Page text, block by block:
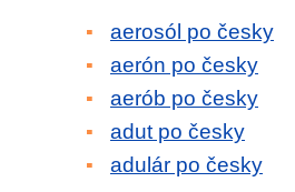
aerosól po česky
aerón po česky
aerób po česky
adut po česky
adulár po česky